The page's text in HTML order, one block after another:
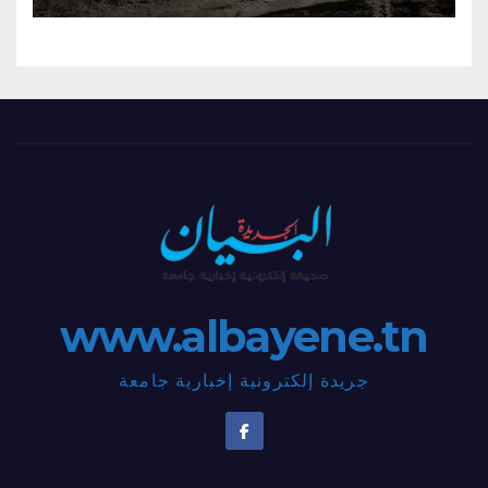
www.albayene.tn
جريدة إلكترونية إخبارية جامعة